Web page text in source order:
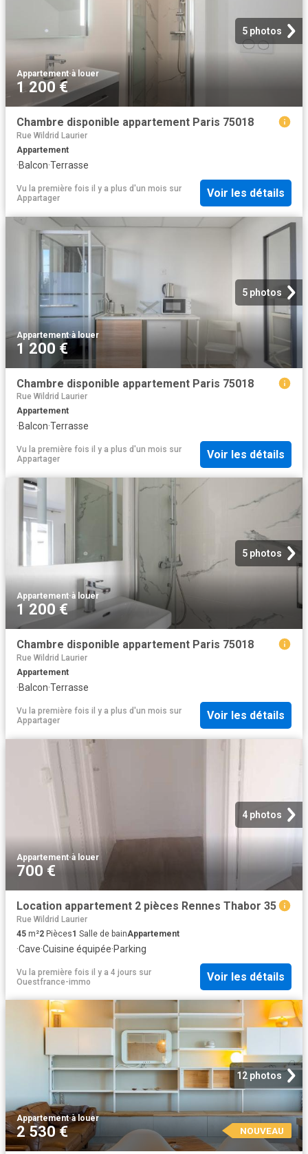
5 photos
Appartement·à louer
1 200 €
Chambre disponible appartement Paris 75018
Rue Wildrid Laurier
Appartement
·Balcon·Terrasse
Vu la première fois il y a plus d'un mois sur
Appartager
Voir les détails
5 photos
Appartement·à louer
1 200 €
Chambre disponible appartement Paris 75018
Rue Wildrid Laurier
Appartement
·Balcon·Terrasse
Vu la première fois il y a plus d'un mois sur
Appartager
Voir les détails
5 photos
Appartement·à louer
1 200 €
Chambre disponible appartement Paris 75018
Rue Wildrid Laurier
Appartement
·Balcon·Terrasse
Vu la première fois il y a plus d'un mois sur
Appartager
Voir les détails
4 photos
Appartement·à louer
700 €
Location appartement 2 pièces Rennes Thabor 35
Rue Wildrid Laurier
45 m²2 Pièces1 Salle de bainAppartement
·Cave·Cuisine équipée·Parking
Vu la première fois il y a 4 jours sur
Ouestfrance-immo
Voir les détails
12 photos
Appartement·à louer
2 530 € NOUVEAU